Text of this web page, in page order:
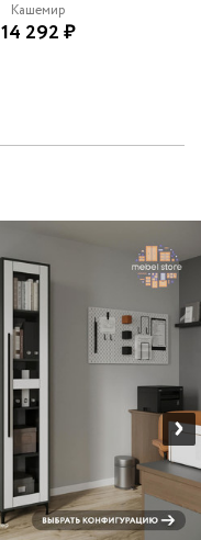
Кашемир
14 292 ₽